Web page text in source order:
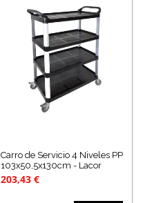
Carro de Servicio 4 Niveles PP
103x50,5x130cm - Lacor
203,43 €